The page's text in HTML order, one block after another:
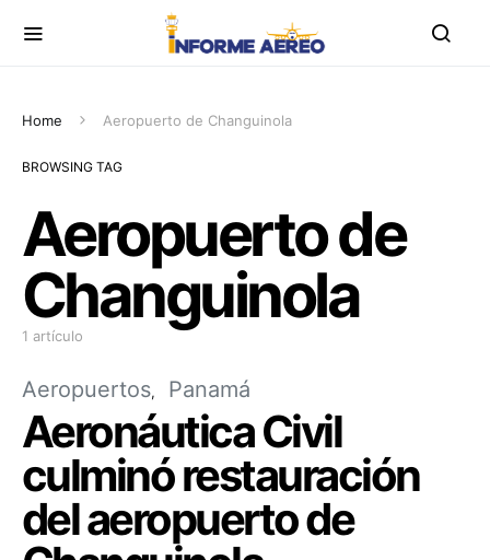
Home Aeropuerto de Changuinola
BROWSING TAG
Aeropuerto de
Changuinola
1 artículo
Aeropuertos Panamá
Aeronáutica Civil
culminó restauración
del aeropuerto de